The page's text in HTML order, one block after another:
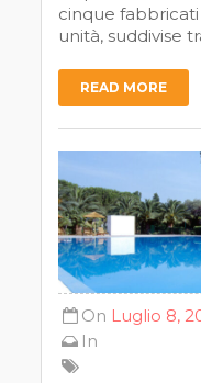
cinque
unità, suddivise
READ MORE
On Luglio 8,
In